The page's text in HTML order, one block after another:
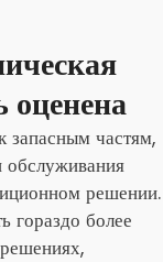
запасным частям,
обслуживания
решении.
гораздо более